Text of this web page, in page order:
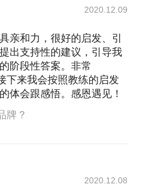
2020.12.09
亲和力，很好的启发、引
出支持性的建议，引导我
阶段性答案。非常
下来我会按照教练的启发
体会跟感悟。感恩遇见！
牌？
2020.12.08